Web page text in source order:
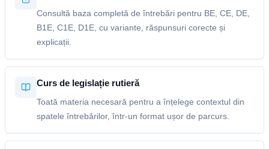
Consultă baza completă de întrebări pentru BE, CE, DE,
B1E, C1E, D1E, cu variante, răspunsuri corecte și
explicații.
Curs de legislație rutieră
Toată materia necesară pentru a înțelege contextul din
spatele întrebărilor, într-un format ușor de parcurs.